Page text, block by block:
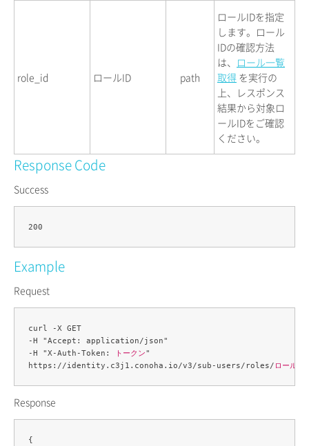
role_id ロールID path
ロールIDを指定
します。ロール
IDの確認方法
は、 ロール一覧
取得 を実行の
上、レスポンス
結果から対象ロ
ールIDをご確認
ください。
Response Code
Success
Example
Request
curl -X GET
-H "Accept: application/json"
-H "X-Auth-Token:
トークン"
https://identity.c3j1.conoha.io/v3/sub-users/roles/ ロールID
Response
{